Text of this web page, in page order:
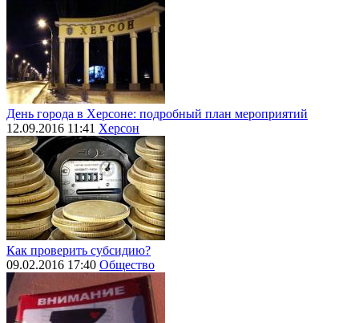
День города в Херсоне: подробный план мероприятий
12.09.2016 11:41 Херсон
Как проверить субсидию?
09.02.2016 17:40 Общество